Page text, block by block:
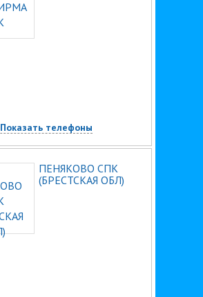
Показать телефоны
ПЕНЯКОВО СПК
(БРЕСТСКАЯ ОБЛ)